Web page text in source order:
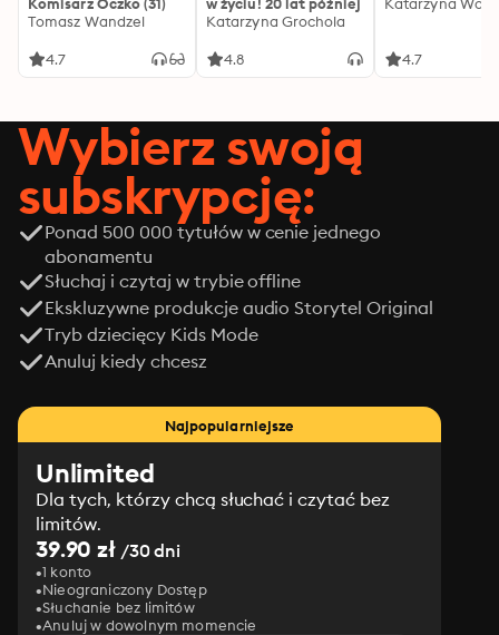
Tomasz Wandzel
4.7
Katarzyna Grochola
4.8 4.7
Wybierz swoją
subskrypcję:
Ponad 500 000 tytułów w cenie jednego
abonamentu
Słuchaj i czytaj w trybie offline
Ekskluzywne produkcje audio Storytel Original
Tryb dziecięcy Kids Mode
Anuluj kiedy chcesz
Najpopularniejsze
Unlimited
Dla tych, którzy chcą słuchać i czytać bez
limitów.
39.90 zł/30 dni
1 konto
Nieograniczony Dostęp
Słuchanie bez limitów
Anuluj w dowolnym momencie